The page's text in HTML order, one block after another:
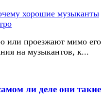
или проезжают мимо его
на музыкантов, к...
ли деле они такие